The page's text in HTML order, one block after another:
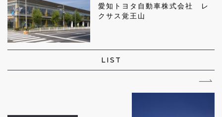
愛知トヨタ自動車株式会社 レ
クサス覚王山
LIST